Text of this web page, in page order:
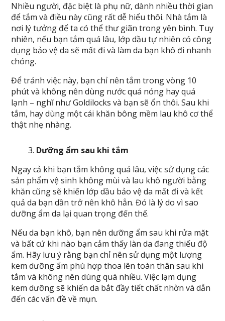
Nhiều người, đặc biệt là phụ nữ, dành nhiều thời gian
để tắm và điều này cũng rất dễ hiểu thôi. Nhà tắm là
nơi lý tưởng để ta có thể thư giãn trong yên bình. Tuy
nhiên, nếu bạn tắm quá lâu, lớp dầu tự nhiên có công
dụng bảo vệ da sẽ mất đi và làm da bạn khô đi nhanh
chóng.
Để tránh việc này, bạn chỉ nên tắm trong vòng 10
phút và không nên dùng nước quá nóng hay quá
lạnh – nghĩ như Goldilocks và bạn sẽ ổn thôi. Sau khi
tắm, hay dùng một cái khăn bông mềm lau khô cơ thể
thật nhẹ nhàng.
Dưỡng ẩm sau khi tắm
Ngay cả khi bạn tắm không quá lâu, việc sử dụng các
sản phẩm vệ sinh không mùi và lau khô người bằng
khăn cũng sẽ khiến lớp dầu bảo vệ da mất đi và kết
quả da bạn dần trở nên khô hẳn. Đó là lý do vì sao
dưỡng ẩm da lại quan trọng đến thế.
Nếu da bạn khô, bạn nên dưỡng ẩm sau khi rửa mặt
và bất cứ khi nào bạn cảm thấy làn da đang thiếu độ
ẩm. Hãy lưu ý rằng bạn chỉ nên sử dụng một lượng
kem dưỡng ẩm phù hợp thoa lên toàn thân sau khi
tắm và không nên dùng quá nhiều. Việc lạm dụng
kem dưỡng sẽ khiến da bắt đầy tiết chất nhờn và dẫn
đến các vấn đề về mụn.